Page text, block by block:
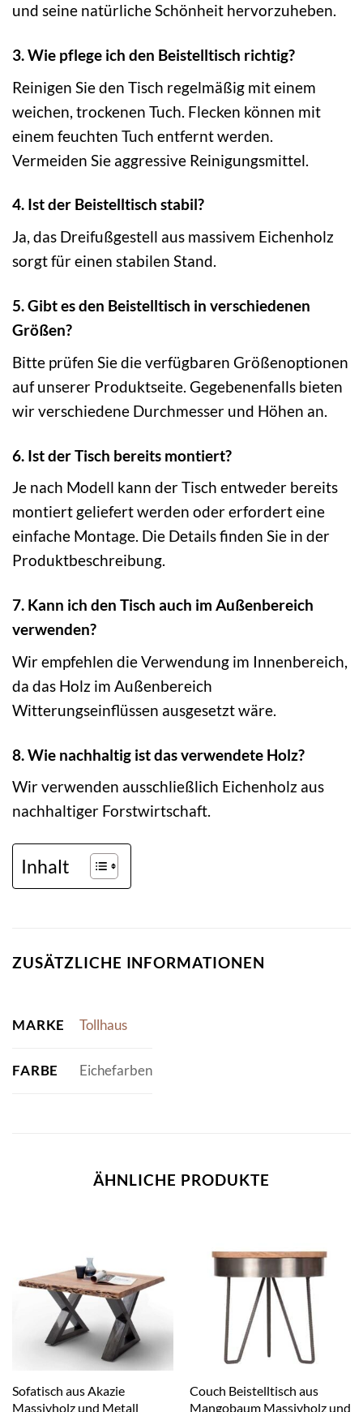
und seine natürliche Schönheit hervorzuheben.
3. Wie pflege ich den Beistelltisch richtig?
Reinigen Sie den Tisch regelmäßig mit einem
weichen, trockenen Tuch. Flecken können mit
einem feuchten Tuch entfernt werden.
Vermeiden Sie aggressive Reinigungsmittel.
4. Ist der Beistelltisch stabil?
Ja, das Dreifußgestell aus massivem Eichenholz
sorgt für einen stabilen Stand.
5. Gibt es den Beistelltisch in verschiedenen
Größen?
Bitte prüfen Sie die verfügbaren Größenoptionen
auf unserer Produktseite. Gegebenenfalls bieten
wir verschiedene Durchmesser und Höhen an.
6. Ist der Tisch bereits montiert?
Je nach Modell kann der Tisch entweder bereits
montiert geliefert werden oder erfordert eine
einfache Montage. Die Details finden Sie in der
Produktbeschreibung.
7. Kann ich den Tisch auch im Außenbereich
verwenden?
Wir empfehlen die Verwendung im Innenbereich,
da das Holz im Außenbereich
Witterungseinflüssen ausgesetzt wäre.
8. Wie nachhaltig ist das verwendete Holz?
Wir verwenden ausschließlich Eichenholz aus
nachhaltiger Forstwirtschaft.
Inhalt
ZUSÄTZLICHE INFORMATIONEN
MARKE Tollhaus
FARBE Eichefarben
ÄHNLICHE PRODUKTE
Sofatisch aus Akazie
Massivholz und Metall
Couch Beistelltisch aus
Mangobaum Massivholz und